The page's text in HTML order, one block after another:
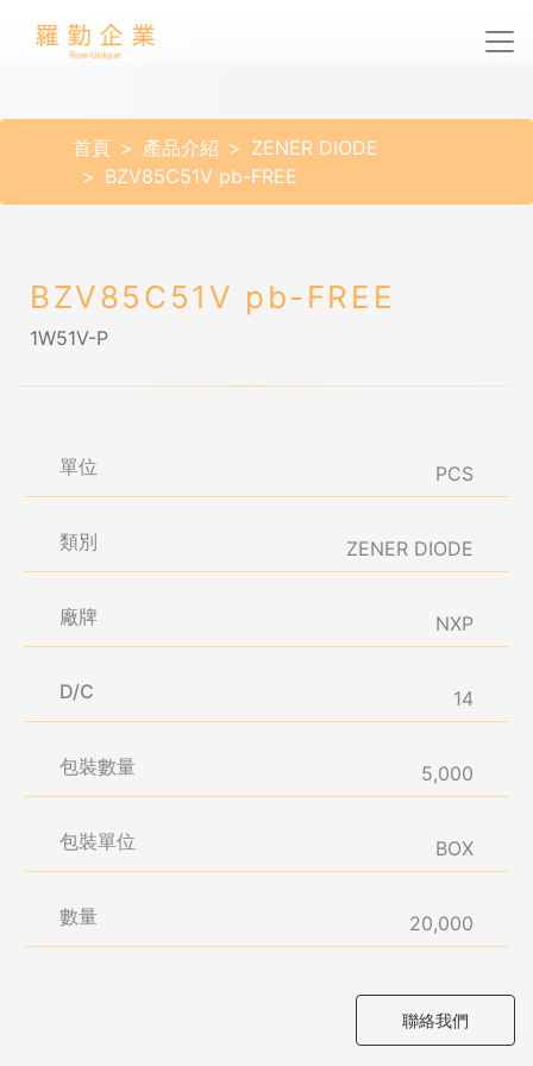
首頁 產品介紹
ZENER DIODE
BZV85C51V pb-FREE
BZV85C51V pb-FREE
1W51V-P
單位 PCS
類別 ZENER DIODE
廠牌 NXP
D/C 14
包裝數量 5,000
包裝單位 BOX
數量 20,000
聯絡我們